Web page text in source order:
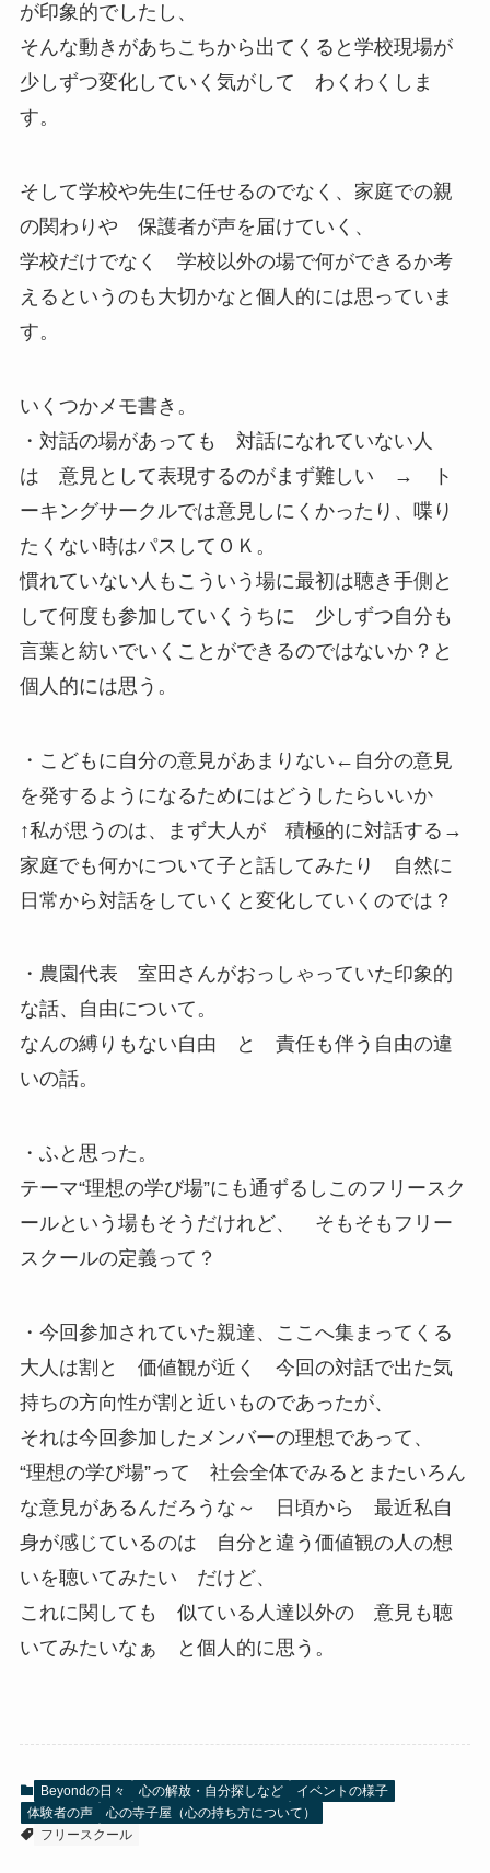
が印象的でしたし、
そんな動きがあちこちから出てくると学校現場が
少しずつ変化していく気がして わくわくしま
す。
そして学校や先生に任せるのでなく、家庭での親
の関わりや 保護者が声を届けていく、
学校だけでなく 学校以外の場で何ができるか考
えるというのも大切かなと個人的には思っていま
す。
いくつかメモ書き。
・対話の場があっても 対話になれていない人
は 意見として表現するのがまず難しい → ト
ーキングサークルでは意見しにくかったり、喋り
たくない時はパスしてＯＫ。
慣れていない人もこういう場に最初は聴き手側と
して何度も参加していくうちに 少しずつ自分も
言葉と紡いでいくことができるのではないか？と
個人的には思う。
・こどもに自分の意見があまりない←自分の意見
を発するようになるためにはどうしたらいいか
↑私が思うのは、まず大人が 積極的に対話する→
家庭でも何かについて子と話してみたり 自然に
日常から対話をしていくと変化していくのでは？
・農園代表 室田さんがおっしゃっていた印象的
な話、自由について。
なんの縛りもない自由 と 責任も伴う自由の違
いの話。
・ふと思った。
テーマ“理想の学び場”にも通ずるしこのフリースク
ールという場もそうだけれど、 そもそもフリー
スクールの定義って？
・今回参加されていた親達、ここへ集まってくる
大人は割と 価値観が近く 今回の対話で出た気
持ちの方向性が割と近いものであったが、
それは今回参加したメンバーの理想であって、
“理想の学び場”って 社会全体でみるとまたいろん
な意見があるんだろうな～ 日頃から 最近私自
身が感じているのは 自分と違う価値観の人の想
いを聴いてみたい だけど、
これに関しても 似ている人達以外の 意見も聴
いてみたいなぁ と個人的に思う。
Beyondの日々 心の解放・自分探しなど
イベントの様子
体験者の声
心の寺子屋（心の持ち方について）
フリースクール